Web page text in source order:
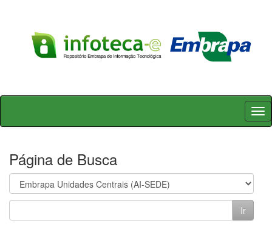
Skip
Página de Busca